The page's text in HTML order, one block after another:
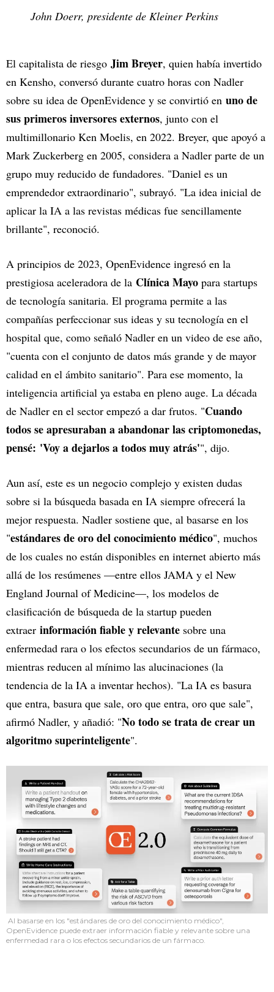
John Doerr, presidente de Kleiner Perkins
El capitalista de riesgo Jim Breyer, quien había invertido
en Kensho, conversó durante cuatro horas con Nadler
sobre su idea de OpenEvidence y se convirtió en uno de
sus primeros inversores externos, junto con el
multimillonario Ken Moelis, en 2022. Breyer, que apoyó a
Mark Zuckerberg en 2005, considera a Nadler parte de un
grupo muy reducido de fundadores. "Daniel es un
emprendedor extraordinario", subrayó. "La idea inicial de
aplicar la IA a las revistas médicas fue sencillamente
brillante", reconoció.
A principios de 2023, OpenEvidence ingresó en la
prestigiosa aceleradora de la Clínica Mayo para startups
de tecnología sanitaria. El programa permite a las
compañías perfeccionar sus ideas y su tecnología en el
hospital que, como señaló Nadler en un video de ese año,
"cuenta con el conjunto de datos más grande y de mayor
calidad en el ámbito sanitario". Para ese momento, la
inteligencia artificial ya estaba en pleno auge. La década
de Nadler en el sector empezó a dar frutos. "Cuando
todos se apresuraban a abandonar las criptomonedas,
pensé: 'Voy a dejarlos a todos muy atrás'", dijo.
Aun así, este es un negocio complejo y existen dudas
sobre si la búsqueda basada en IA siempre ofrecerá la
mejor respuesta. Nadler sostiene que, al basarse en los
"estándares de oro del conocimiento médico", muchos
de los cuales no están disponibles en internet abierto más
allá de los resúmenes —entre ellos JAMA y el New
England Journal of Medicine—, los modelos de
clasificación de búsqueda de la startup pueden
extraer información fiable y relevante sobre una
enfermedad rara o los efectos secundarios de un fármaco,
mientras reducen al mínimo las alucinaciones (la
tendencia de la IA a inventar hechos). "La IA es basura
que entra, basura que sale, oro que entra, oro que sale",
afirmó Nadler, y añadió: "No todo se trata de crear un
algoritmo superinteligente".
Al basarse en los "estándares de oro del conocimiento médico",
OpenEvidence puede extraer información fiable y relevante sobre una
enfermedad rara o los efectos secundarios de un fármaco.